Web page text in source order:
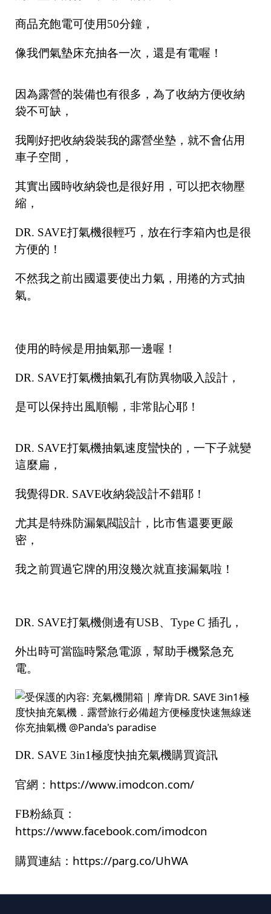
商品充飽電可使用50分鐘，
像我們氣墊床充抽各一次，還是有電喔！
因為露營的裝備也有很多，為了收納方便收納
袋不可缺，
我剛好把收納袋裝我的露營坐墊，就不會佔用
車子空間，
其實出國時收納袋也是很好用，可以把衣物壓
縮，
DR. SAVE打氣機很輕巧，放在行李箱內也是很
方便的！
不然我之前出國還要使出力氣，用捲的方式抽
氣。
使用的時候是用抽氣那一邊喔！
DR. SAVE打氣機抽氣孔有防異物吸入設計，
是可以保持出風順暢，非常貼心耶！
DR. SAVE打氣機抽氣速度蠻快的，一下子就變
這麼扁，
我覺得DR. SAVE收納袋設計不錯耶！
尤其是特殊防漏氣閥設計，比市售還要更嚴
密，
我之前買過它牌的用沒幾次就直接漏氣啦！
DR. SAVE打氣機側邊有USB、Type C 插孔，
外出時可當臨時緊急電源，幫助手機緊急充
電。
DR. SAVE 3in1極度快抽充氣機購買資訊
官網： https://www.imodcon.com/
FB粉絲頁：
https://www.facebook.com/imodcon
購買連結： https://parg.co/UhWA